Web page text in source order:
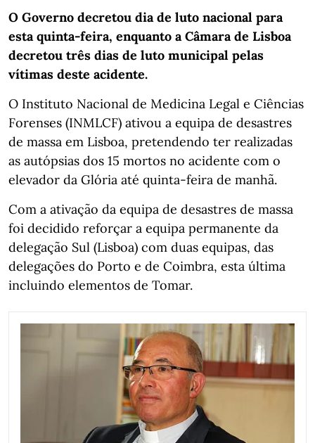
O Governo decretou dia de luto nacional para
esta quinta-feira, enquanto a Câmara de Lisboa
decretou três dias de luto municipal pelas
vítimas deste acidente.
O Instituto Nacional de Medicina Legal e Ciências
Forenses (INMLCF) ativou a equipa de desastres
de massa em Lisboa, pretendendo ter realizadas
as autópsias dos 15 mortos no acidente com o
elevador da Glória até quinta-feira de manhã.
Com a ativação da equipa de desastres de massa
foi decidido reforçar a equipa permanente da
delegação Sul (Lisboa) com duas equipas, das
delegações do Porto e de Coimbra, esta última
incluindo elementos de Tomar.